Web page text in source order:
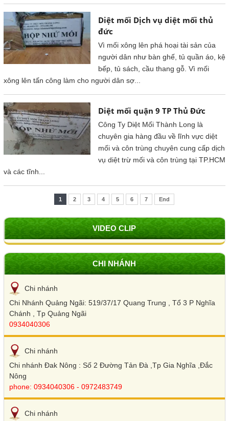
Diệt mối Dịch vụ diệt mối thủ
đức
Vì mối xông lên phá hoại tài sản của
người dân như bàn ghế, tủ quần áo, kệ
bếp, tủ sách, cầu thang gỗ. Vì mối
xông lên tấn công làm cho người dân sợ...
Diệt mối quận 9 TP Thủ Đức
Công Ty Diệt Mối Thành Long là
chuyên gia hàng đầu về lĩnh vực diệt
mối và côn trùng chuyên cung cấp dịch
vụ diệt trừ mối và côn trùng tại TP.HCM
và các tĩnh...
1 2 3 4 5 6 7 End
VIDEO CLIP
CHI NHÁNH
Chi nhánh
Chi Nhánh Quảng Ngãi: 519/37/17 Quang Trung , Tổ 3 P Nghĩa
Chánh , Tp Quảng Ngãi
0934040306
Chi nhánh
Chi nhánh Đak Nông : Số 2 Đường Tản Đà ,Tp Gia Nghĩa ,Đắc
Nông
phone: 0934040306 - 0972483749
Chi nhánh